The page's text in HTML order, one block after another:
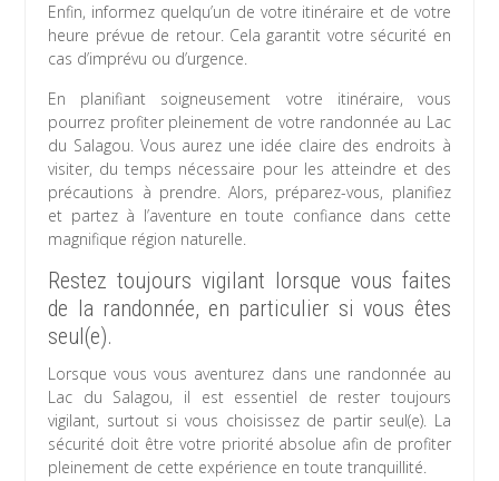
Enfin, informez quelqu’un de votre itinéraire et de votre
heure prévue de retour. Cela garantit votre sécurité en
cas d’imprévu ou d’urgence.
En planifiant soigneusement votre itinéraire, vous
pourrez profiter pleinement de votre randonnée au Lac
du Salagou. Vous aurez une idée claire des endroits à
visiter, du temps nécessaire pour les atteindre et des
précautions à prendre. Alors, préparez-vous, planifiez
et partez à l’aventure en toute confiance dans cette
magnifique région naturelle.
Restez toujours vigilant lorsque vous faites
de la randonnée, en particulier si vous êtes
seul(e).
Lorsque vous vous aventurez dans une randonnée au
Lac du Salagou, il est essentiel de rester toujours
vigilant, surtout si vous choisissez de partir seul(e). La
sécurité doit être votre priorité absolue afin de profiter
pleinement de cette expérience en toute tranquillité.